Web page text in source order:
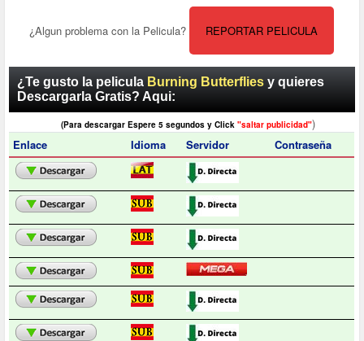
¿Algun problema con la Pelicula? REPORTAR PELICULA
¿Te gusto la pelicula Burning Butterflies y quieres
Descargarla Gratis? Aqui:
(Para descargar Espere 5 segundos y Click "saltar publicidad")
Enlace
Idioma Servidor Contraseña